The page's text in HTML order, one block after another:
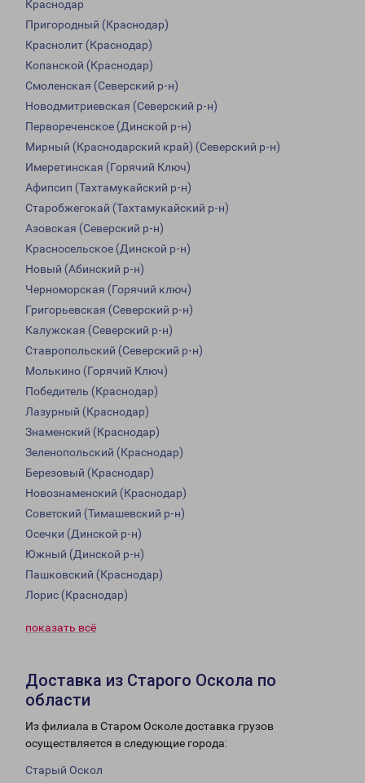
Краснодар
Пригородный (Краснодар)
Краснолит (Краснодар)
Копанской (Краснодар)
Смоленская (Северский р-н)
Новодмитриевская (Северский р-н)
Первореченское (Динской р-н)
Мирный (Краснодарский край) (Северский р-н)
Имеретинская (Горячий Ключ)
Афипсип (Тахтамукайский р-н)
Старобжегокай (Тахтамукайский р-н)
Азовская (Северский р-н)
Красносельское (Динской р-н)
Новый (Абинский р-н)
Черноморская (Горячий ключ)
Григорьевская (Северский р-н)
Калужская (Северский р-н)
Ставропольский (Северский р-н)
Молькино (Горячий Ключ)
Победитель (Краснодар)
Лазурный (Краснодар)
Знаменский (Краснодар)
Зеленопольский (Краснодар)
Березовый (Краснодар)
Новознаменский (Краснодар)
Советский (Тимашевский р-н)
Осечки (Динской р-н)
Южный (Динской р-н)
Пашковский (Краснодар)
Лорис (Краснодар)
показать всё
Доставка из Старого Оскола по
области
Из филиала в Старом Осколе доставка грузов
осуществляется в следующие города:
Старый Оскол